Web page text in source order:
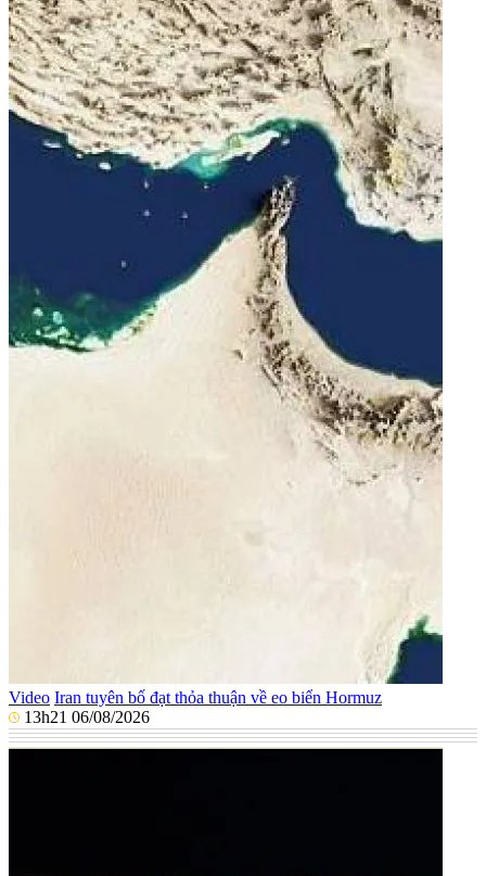
Video Iran tuyên bố đạt thỏa thuận về eo biển Hormuz
13h21 06/08/2026